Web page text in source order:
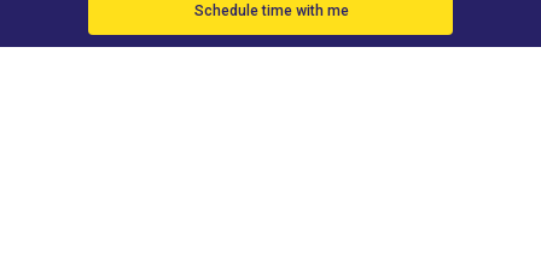
Schedule time with me
Malas